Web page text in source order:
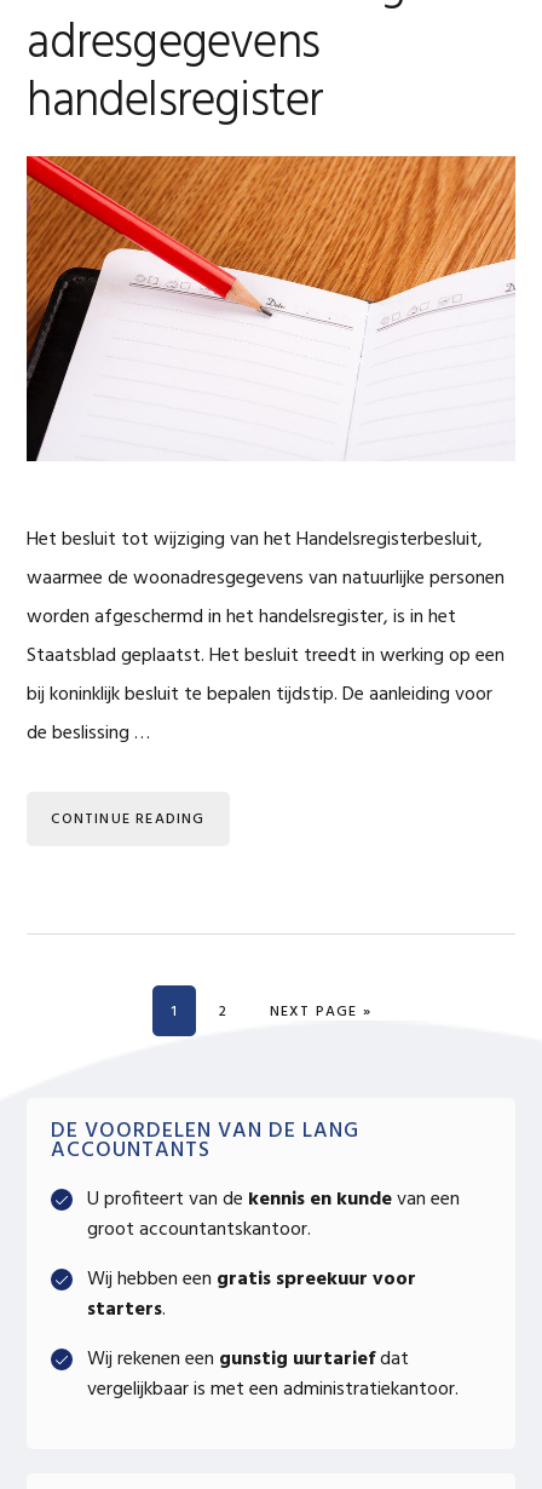
adresgegevens
handelsregister
Het besluit tot wijziging van het Handelsregisterbesluit,
waarmee de woonadresgegevens van natuurlijke personen
worden afgeschermd in het handelsregister, is in het
Staatsblad geplaatst. Het besluit treedt in werking op een
bij koninklijk besluit te bepalen tijdstip. De aanleiding voor
de beslissing …
CONTINUE READING
PAGE
1 PAGE
2 GO TO
NEXT PAGE »
Primary
Sidebar
DE VOORDELEN VAN DE LANG
ACCOUNTANTS
U profiteert van de kennis en kundevan een
groot accountantskantoor.
Wij hebben een gratis spreekuur voor
starters.
Wij rekenen een gunstig uurtariefdat
vergelijkbaar is met een administratiekantoor.